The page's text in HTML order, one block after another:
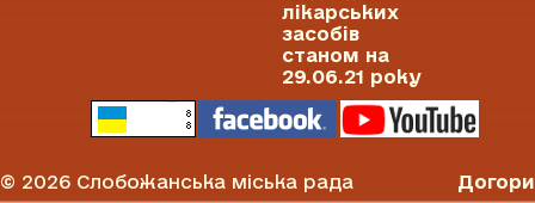
лікарських
засобів
станом на
29.06.21 року
Догори
© 2026 Слобожанська міська рада